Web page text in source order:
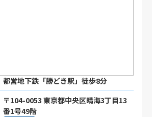
都営地下鉄「勝どき駅」徒歩8分
〒104-0053 東京都中央区晴海3丁目13
番1号49階